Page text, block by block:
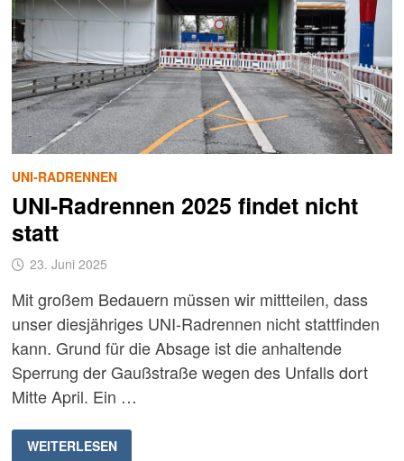
UNI-RADRENNEN
UNI-Radrennen 2025 findet nicht
statt
23. Juni 2025
Mit großem Bedauern müssen wir mittteilen, dass
unser diesjähriges UNI-Radrennen nicht stattfinden
kann. Grund für die Absage ist die anhaltende
Sperrung der Gaußstraße wegen des Unfalls dort
Mitte April. Ein …
UNI-
RADRENNEN
WEITERLESEN